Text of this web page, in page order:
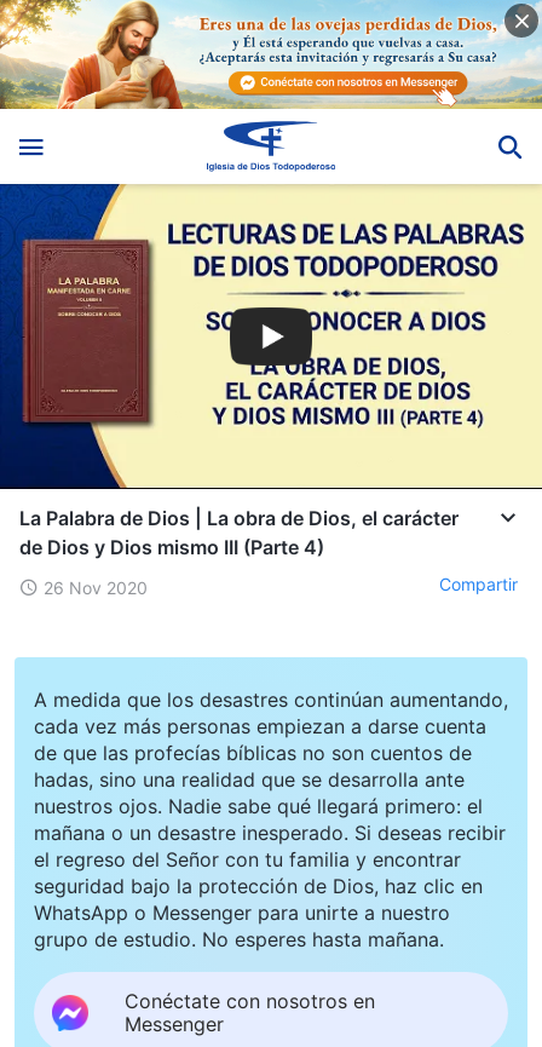
La Palabra de Dios | La obra de Dios, el carácter
de Dios y Dios mismo III (Parte 4)
26 Nov 2020 Compartir
A medida que los desastres continúan aumentando,
cada vez más personas empiezan a darse cuenta
de que las profecías bíblicas no son cuentos de
hadas, sino una realidad que se desarrolla ante
nuestros ojos. Nadie sabe qué llegará primero: el
mañana o un desastre inesperado. Si deseas recibir
el regreso del Señor con tu familia y encontrar
seguridad bajo la protección de Dios, haz clic en
WhatsApp o Messenger para unirte a nuestro
grupo de estudio. No esperes hasta mañana.
Conéctate con nosotros en
Messenger